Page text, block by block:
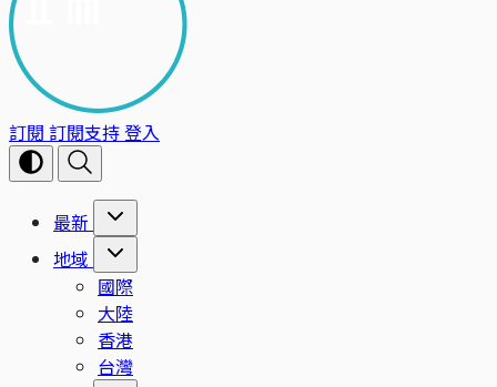
訂閱 訂閱支持登入
最新
地域
國際
大陸
香港
台灣